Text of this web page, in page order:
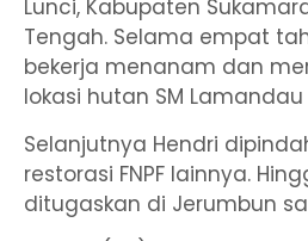
Lunci, Kabupaten
Tengah. Selama empat
bekerja menanam dan
lokasi hutan SM
Selanjutnya Hendri
restorasi FNPF lainnya.
ditugaskan di Jerumbun